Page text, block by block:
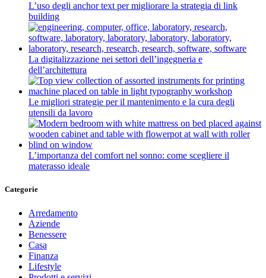
L’uso degli anchor text per migliorare la strategia di link
building
La digitalizzazione nei settori dell’ingegneria e
dell’architettura
Le migliori strategie per il mantenimento e la cura degli
utensili da lavoro
L’importanza del comfort nel sonno: come scegliere il
materasso ideale
Categorie
Arredamento
Aziende
Benessere
Casa
Finanza
Lifestyle